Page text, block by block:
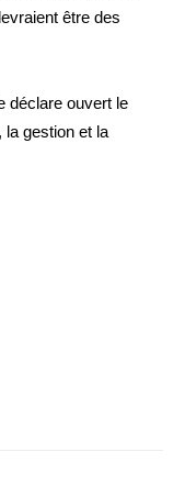
être des
déclare ouvert le
la gestion et la